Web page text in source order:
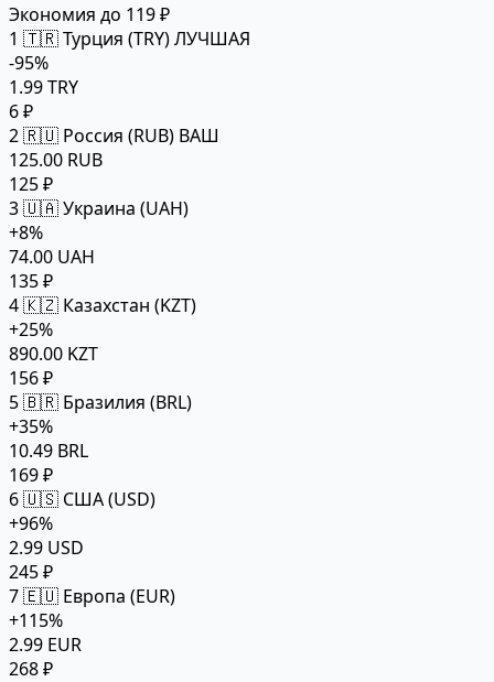
Экономия до 119 ₽
1 🇹🇷 Турция (TRY)ЛУЧШАЯ
-95%
1.99 TRY
6 ₽
2🇷🇺 Россия (RUB) ВАШ
125.00 RUB
125 ₽
3🇺🇦 Украина (UAH)
+8%
74.00 UAH
135 ₽
4🇰🇿 Казахстан (KZT)
+25%
890.00 KZT
156 ₽
5🇧🇷 Бразилия (BRL)
+35%
10.49 BRL
169 ₽
6🇺🇸 США (USD)
+96%
2.99 USD
245 ₽
7🇪🇺 Европа (EUR)
+115%
2.99 EUR
268 ₽